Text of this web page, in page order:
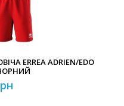
ERREA ADRIEN/EDO